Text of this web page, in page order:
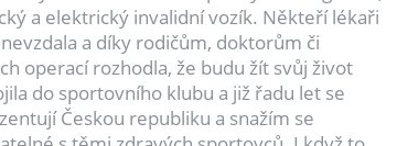
a elektrický invalidní vozík. Někteří lékaři
a díky rodičům, doktorům či
operací rozhodla, že budu žít svůj život
do sportovního klubu a již řadu let se
Českou republiku a snažím se